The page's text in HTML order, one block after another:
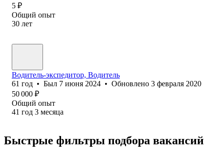
5 ₽
Общий опыт
30 лет
Водитель-экспедитор, Водитель
61 год • Был 7 июня 2024 • Обновлено 3 февраля 2020
50 000 ₽
Общий опыт
41 год 3 месяца
Быстрые фильтры подбора вакансий